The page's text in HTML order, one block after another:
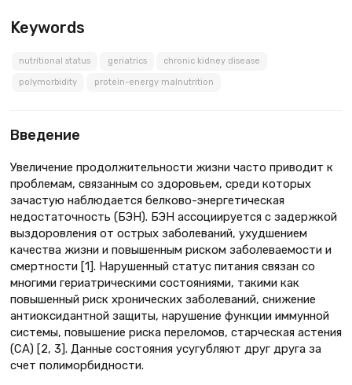
Keywords
nutritional status geriatrics chronic kidney disease
polymorbidity protein-energy malnutrition
Введение
Увеличение продолжительности жизни часто приводит к
проблемам, связанным со здоровьем, среди которых
зачастую наблюдается белково-энергетическая
недостаточность (БЭН). БЭН ассоциируется с задержкой
выздоровления от острых заболеваний, ухудшением
качества жизни и повышенным риском заболеваемости и
смертности [1]. Нарушенный статус питания связан со
многими гериатрическими состояниями, такими как
повышенный риск хронических заболеваний, снижение
антиоксидантной защиты, нарушение функции иммунной
системы, повышение риска переломов, старческая астения
(СА) [2, 3]. Данные состояния усугубляют друг друга за
счет полиморбидности.